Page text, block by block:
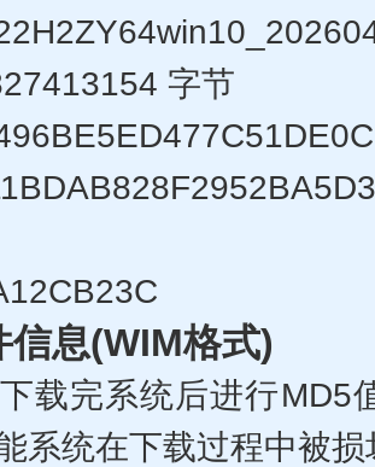
字节
信息(WIM格式)
载完系统后进行MD5
系统在下载过程中被